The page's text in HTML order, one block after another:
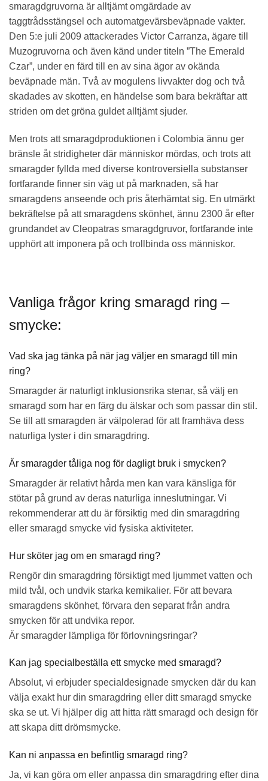
smaragdgruvorna är alltjämt omgärdade av
taggtrådsstängsel och automatgevärsbeväpnade vakter.
Den 5:e juli 2009 attackerades Victor Carranza, ägare till
Muzogruvorna och även känd under titeln ”The Emerald
Czar”, under en färd till en av sina ägor av okända
beväpnade män. Två av mogulens livvakter dog och två
skadades av skotten, en händelse som bara bekräftar att
striden om det gröna guldet alltjämt sjuder.
Men trots att smaragdproduktionen i Colombia ännu ger
bränsle åt stridigheter där människor mördas, och trots att
smaragder fyllda med diverse kontroversiella substanser
fortfarande finner sin väg ut på marknaden, så har
smaragdens anseende och pris återhämtat sig. En utmärkt
bekräftelse på att smaragdens skönhet, ännu 2300 år efter
grundandet av Cleopatras smaragdgruvor, fortfarande inte
upphört att imponera på och trollbinda oss människor.
Vanliga frågor kring smaragd ring –
smycke:
Vad ska jag tänka på när jag väljer en smaragd till min
ring?
Smaragder är naturligt inklusionsrika stenar, så välj en
smaragd som har en färg du älskar och som passar din stil.
Se till att smaragden är välpolerad för att framhäva dess
naturliga lyster i din smaragdring.
Är smaragder tåliga nog för dagligt bruk i smycken?
Smaragder är relativt hårda men kan vara känsliga för
stötar på grund av deras naturliga inneslutningar. Vi
rekommenderar att du är försiktig med din smaragdring
eller smaragd smycke vid fysiska aktiviteter.
Hur sköter jag om en smaragd ring?
Rengör din smaragdring försiktigt med ljummet vatten och
mild tvål, och undvik starka kemikalier. För att bevara
smaragdens skönhet, förvara den separat från andra
smycken för att undvika repor.
Är smaragder lämpliga för förlovningsringar?
Kan jag specialbeställa ett smycke med smaragd?
Absolut, vi erbjuder specialdesignade smycken där du kan
välja exakt hur din smaragdring eller ditt smaragd smycke
ska se ut. Vi hjälper dig att hitta rätt smaragd och design för
att skapa ditt drömsmycke.
Kan ni anpassa en befintlig smaragd ring?
Ja, vi kan göra om eller anpassa din smaragdring efter dina